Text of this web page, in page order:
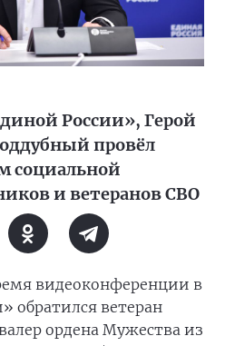
России», Герой
провёл
социальной
и ветеранов СВО
видеоконференции в
обратился ветеран
ордена Мужества из